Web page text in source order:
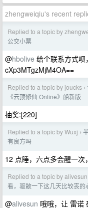
zhengweiqiu's recent
Replied to a topic by
公交小票
@hbolive 给个联系方式呗
cXp3MTgzMjM4OA==
Replied to a topic by joucks ›
《云顶修仙 Online》船新版
抽奖:[220]
Replied to a topic by Wuxj ›
有良方吗
12 点睡，六点多会醒一
Replied to a topic by alivesun
看，驱散一下这几天比较丧的
@alivesun 哦哦，让 雷诺